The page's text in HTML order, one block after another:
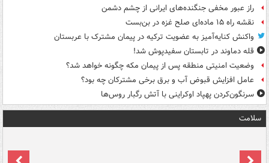
راز عبور مخفی جنگنده‌های ایرانی از چشم دشمن
نقشه راه ۱۵ ماده‌ای صلح غزه در بن‌بست
واکنش کنایه‌آمیز به عضویت ترکیه در پیمان مشترک با عربستان
قله دماوند در تابستان سفیدپوش شد!
وضعیت امنیتی منطقه پس از پیمان مکه چگونه خواهد شد؟
عامل افزایش قبوض آب و برق برخی مشترکان چه بود؟
سرنگون‌کردن پهپاد اوکراینی با آتش رگبار روس‌ها
سلامت